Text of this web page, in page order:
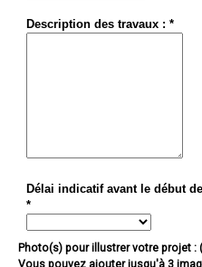
Description des travaux : *
Délai indicatif avant le début
*
Photo(s) pour illustrer votre projet